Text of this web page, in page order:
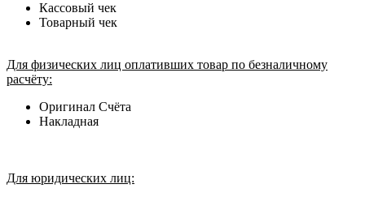
Кассовый чек
Товарный чек
Для физических лиц оплативших товар по безналичному
расчёту:
Оригинал Счёта
Накладная
Для юридических лиц: